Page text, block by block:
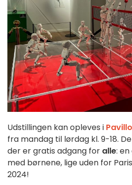
Udstillingen kan opleves i
fra mandag til lørdag kl. 9-18.
der er gratis adgang for alle:
med børnene, lige uden for
2024!